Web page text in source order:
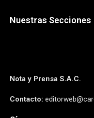
Nuestras Secciones
Nota y Prensa S.A.C.
Contacto: